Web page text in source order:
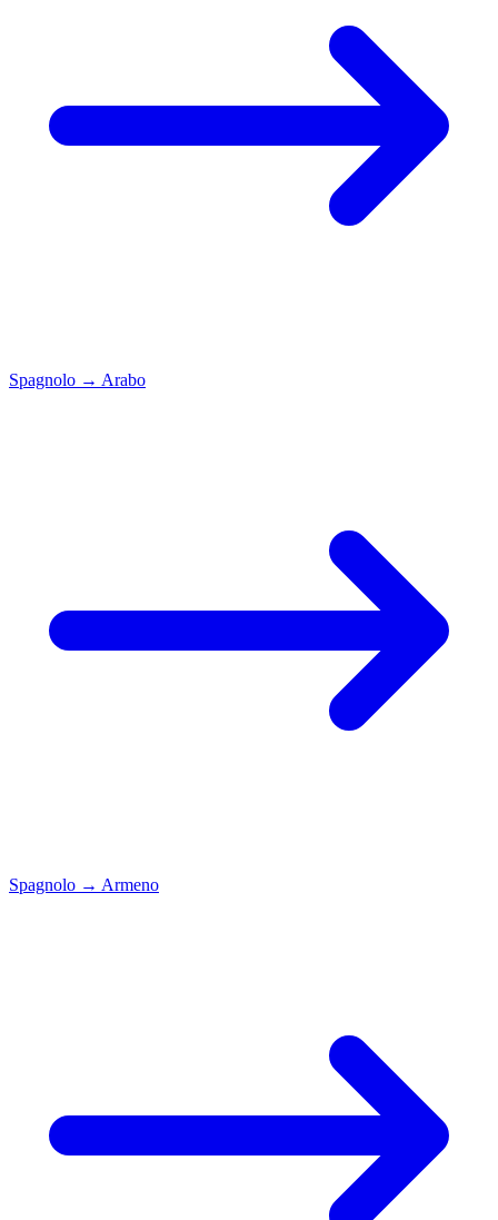
Spagnolo → Arabo
Spagnolo → Armeno